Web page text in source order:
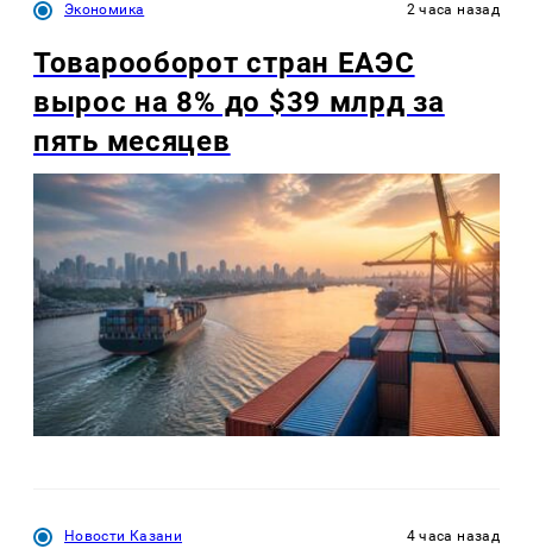
Экономика 2 часа назад
Товарооборот стран ЕАЭС
вырос на 8% до $39 млрд за
пять месяцев
Новости Казани 4 часа назад